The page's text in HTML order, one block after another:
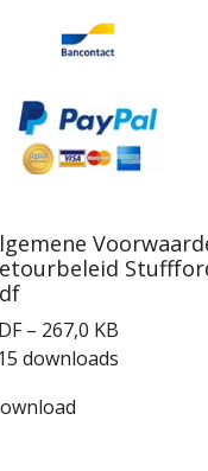
– 267,0 KB
downloads